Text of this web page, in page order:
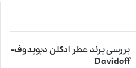
بررسی برند عطر ادکلن دیویدوف-
Davidoff